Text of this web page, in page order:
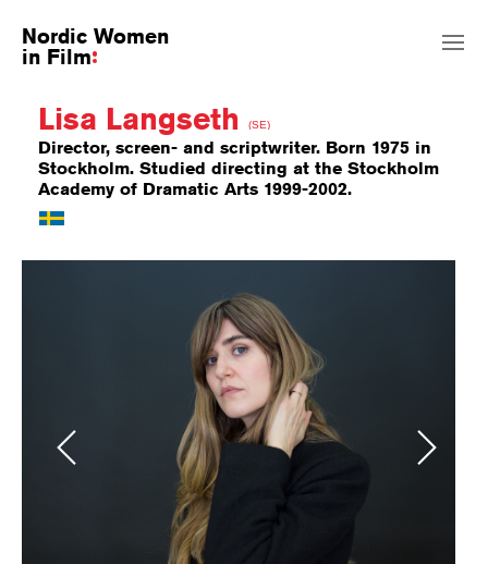
Nordic Women
in Film
Lisa Langseth (SE)
Director, screen- and scriptwriter. Born 1975 in
Stockholm. Studied directing at the Stockholm
Academy of Dramatic Arts 1999-2002.
Previous Next